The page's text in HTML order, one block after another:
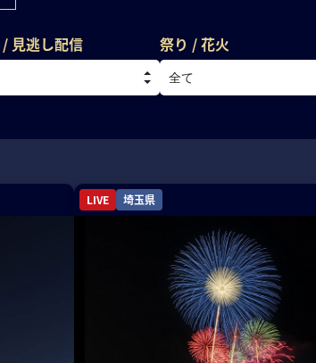
/ 見逃し配信 祭り / 花火
LIVE 埼玉県